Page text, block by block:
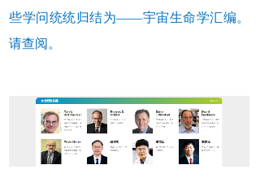
些学问统统归结为——宇宙生命学汇编。
请查阅。